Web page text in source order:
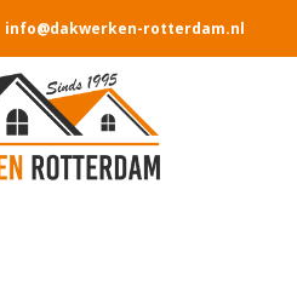
info@dakwerken-rotterdam.nl